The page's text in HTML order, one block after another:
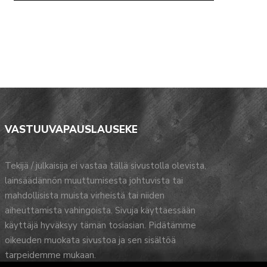
VASTUUVAPAUSLAUSEKE
Tekijä / julkaisija ei vastaa tällä sivustolla olevista,
lainsäädännön muuttumisesta johtuvista tai
mahdollisista muista virheistä tai niiden
aiheuttamista vahingoista. Sivuja käyttäessään
käyttäjä hyväksyy tämän tosiasian. Pidätämme
oikeuden muokata sivustoa ja sen sisältöä
tarpeidemme mukaan.